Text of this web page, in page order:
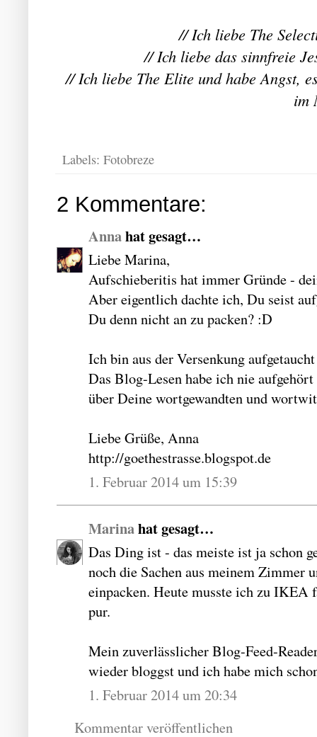
// Ich liebe The
// Ich liebe das sinnfreie
// Ich liebe The Elite und habe Angst,
im
Labels: Fotobreze
2 Kommentare:
Annahat gesagt…
Liebe Marina,
Aufschieberitis hat immer Gründe -
Aber eigentlich dachte ich, Du seist
Du denn nicht an zu packen? :D
Ich bin aus der Versenkung
Das Blog-Lesen habe ich nie
über Deine wortgewandten und
Liebe Grüße, Anna
http://goethestrasse.blogspot.de
1. Februar 2014 um 15:39
Marinahat gesagt…
Das Ding ist - das meiste ist ja schon
noch die Sachen aus meinem Zimmer
einpacken. Heute musste ich zu IKEA
pur.
Mein zuverlässlicher Blog-Feed-
wieder bloggst und ich habe mich
1. Februar 2014 um 20:34
Kommentar veröffentlichen